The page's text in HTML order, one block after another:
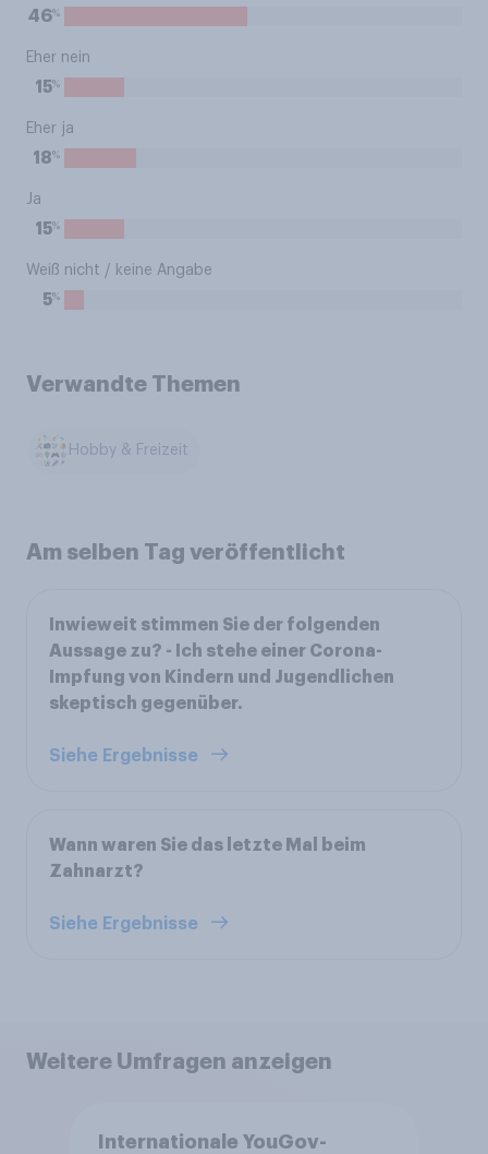
46%
Eher nein
15%
Eher ja
18%
Ja
15%
Weiß nicht / keine Angabe
5%
Verwandte Themen
Hobby & Freizeit
Am selben Tag veröffentlicht
Inwieweit stimmen Sie der folgenden
Aussage zu? - Ich stehe einer Corona-
Impfung von Kindern und Jugendlichen
skeptisch gegenüber.
Siehe Ergebnisse
Wann waren Sie das letzte Mal beim
Zahnarzt?
Siehe Ergebnisse
Weitere Umfragen anzeigen
Internationale YouGov-